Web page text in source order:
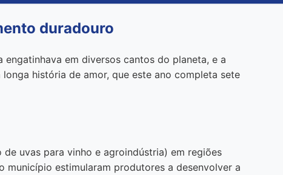
duradouro
em diversos cantos do planeta, e a
história de amor, que este ano completa sete
uvas para vinho e agroindústria) em regiões
município estimularam produtores a desenvolver a